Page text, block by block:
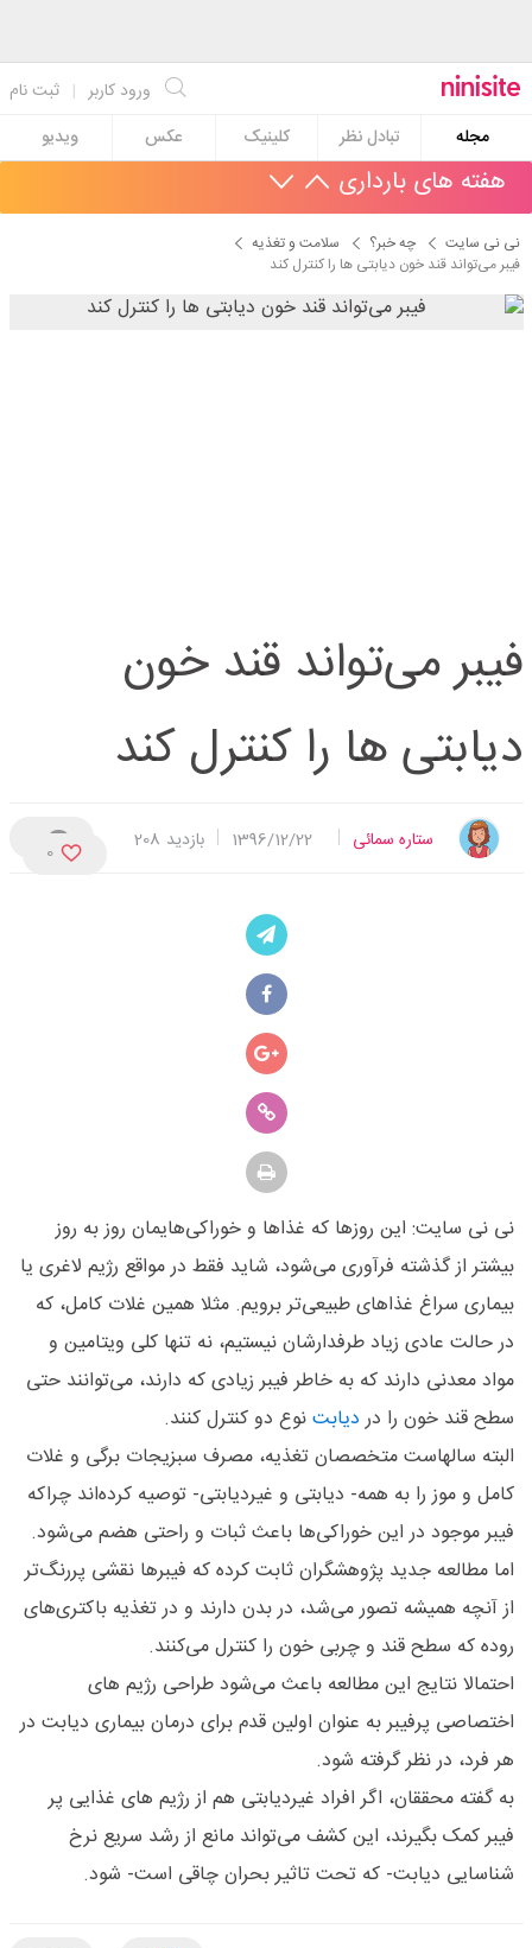
ثبت نام | ورود کاربر
مجله
تبادل نظر کلینیک عکس ویدیو
هفته های بارداری
نی نی سایت چه خبر؟
سلامت و تغذیه
فیبر می‌تواند قند خون دیابتی ها را کنترل کند
فیبر می‌تواند قند خون
دیابتی ها را کنترل کند
ستاره سمائی 1396/12/22 بازدید 208
0
نی نی سایت: این روزها که غذاها و خوراکی‌هایمان روز به روز
بیشتر از گذشته فرآوری می‌شود، شاید فقط در مواقع رژیم لاغری یا
بیماری سراغ غذاهای طبیعی‌تر برویم. مثلا همین غلات کامل، که
در حالت عادی زیاد طرفدارشان نیستیم، نه تنها کلی ویتامین و
مواد معدنی دارند که به خاطر فیبر زیادی که دارند، می‌توانند حتی
سطح قند خون را دردیابتنوع دو کنترل کنند.
البته سالهاست متخصصان تغذیه، مصرف سبزیجات برگی و غلات
کامل و موز را به همه- دیابتی و غیردیابتی- توصیه کرده‌اند چراکه
فیبر موجود در این خوراکی‌ها باعث ثبات و راحتی هضم می‌شود.
اما مطالعه جدید پژوهشگران ثابت کرده که فیبرها نقشی پررنگ‌تر
از آنچه همیشه تصور می‌شد، در بدن دارند و در تغذیه باکتری‌های
روده که سطح قند و چربی خون را کنترل می‌کنند.
احتمالا نتایج این مطالعه باعث می‌شود طراحی رژیم های
اختصاصی پرفیبر به عنوان اولین قدم برای درمان بیماری دیابت در
هر فرد، در نظر گرفته شود.
به گفته محققان، اگر افراد غیردیابتی هم از رژیم های غذایی پر
فیبر کمک بگیرند، این کشف می‌تواند مانع از رشد سریع نرخ
شناسایی دیابت- که تحت تاثیر بحران چاقی است- شود.